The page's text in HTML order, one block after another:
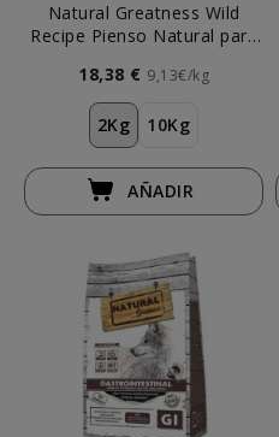
Natural Greatness Wild
Recipe Pienso Natural para
18,38 € 9,13€/kg
2Kg 10Kg
AÑADIR